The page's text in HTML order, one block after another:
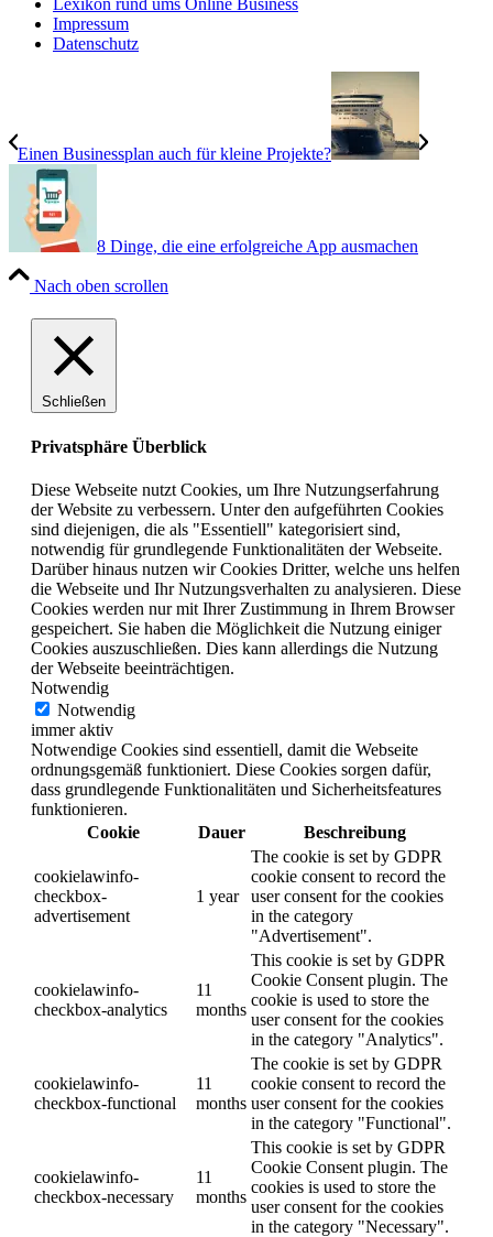
Lexikon rund ums Online Business
Impressum
Datenschutz
Einen Businessplan auch für kleine Projekte?
8 Dinge, die eine erfolgreiche App ausmachen
Nach oben scrollen
Schließen
Privatsphäre Überblick
Diese Webseite nutzt Cookies, um Ihre Nutzungserfahrung
der Website zu verbessern. Unter den aufgeführten Cookies
sind diejenigen, die als "Essentiell" kategorisiert sind,
notwendig für grundlegende Funktionalitäten der Webseite.
Darüber hinaus nutzen wir Cookies Dritter, welche uns helfen
die Webseite und Ihr Nutzungsverhalten zu analysieren. Diese
Cookies werden nur mit Ihrer Zustimmung in Ihrem Browser
gespeichert. Sie haben die Möglichkeit die Nutzung einiger
Cookies auszuschließen. Dies kann allerdings die Nutzung
der Webseite beeinträchtigen.
Notwendig
Notwendig
immer aktiv
Notwendige Cookies sind essentiell, damit die Webseite
ordnungsgemäß funktioniert. Diese Cookies sorgen dafür,
dass grundlegende Funktionalitäten und Sicherheitsfeatures
funktionieren.
Cookie
Dauer Beschreibung
cookielawinfo-
checkbox-
advertisement
1 year
The cookie is set by GDPR
cookie consent to record the
user consent for the cookies
in the category
"Advertisement".
cookielawinfo-
checkbox-analytics
11
months
This cookie is set by GDPR
Cookie Consent plugin. The
cookie is used to store the
user consent for the cookies
in the category "Analytics".
cookielawinfo-
checkbox-functional
11
months
The cookie is set by GDPR
cookie consent to record the
user consent for the cookies
in the category "Functional".
cookielawinfo-
checkbox-necessary
11
months
This cookie is set by GDPR
Cookie Consent plugin. The
cookies is used to store the
user consent for the cookies
in the category "Necessary".